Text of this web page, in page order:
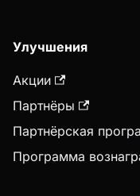
Улучшения
Акции
Партнёры
Партнёрская
Программа